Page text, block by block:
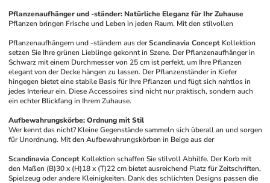
Pflanzenaufhänger und -ständer: Natürliche Eleganz für Ihr Zuhause
Pflanzen bringen Frische und Leben in jeden Raum. Mit den stilvollen
Pflanzenaufhängern und -ständern aus der Scandinavia Concept Kollektion
setzen Sie Ihre grünen Lieblinge gekonnt in Szene. Der Pflanzenaufhänger in
Schwarz mit einem Durchmesser von 25 cm ist perfekt, um Ihre Pflanzen
elegant von der Decke hängen zu lassen. Der Pflanzenständer in Kiefer
hingegen bietet eine stabile Basis für Ihre Pflanzen und fügt sich nahtlos in
jedes Interieur ein. Diese Accessoires sind nicht nur praktisch, sondern auch
ein echter Blickfang in Ihrem Zuhause.
Aufbewahrungskörbe: Ordnung mit Stil
Wer kennt das nicht? Kleine Gegenstände sammeln sich überall an und sorgen
für Unordnung. Mit den Aufbewahrungskörben in Beige aus der
Scandinavia Concept Kollektion schaffen Sie stilvoll Abhilfe. Der Korb mit
den Maßen (B)30 x (H)18 x (T)22 cm bietet ausreichend Platz für Zeitschriften,
Spielzeug oder andere Kleinigkeiten. Dank des schlichten Designs passen die